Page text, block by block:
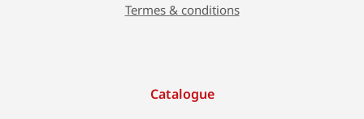
Termes & conditions
Catalogue